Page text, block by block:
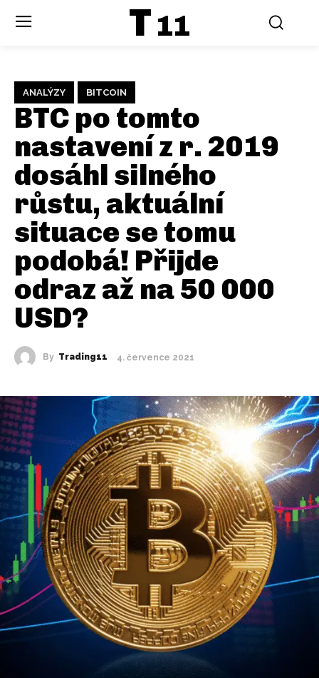
T 11
ANALÝZY BITCOIN
BTC po tomto
nastavení z r. 2019
dosáhl silného
růstu, aktuální
situace se tomu
podobá! Přijde
odraz až na 50 000
USD?
By Trading11 4. července 2021